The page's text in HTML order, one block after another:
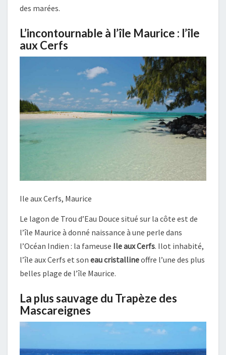
des marées.
L’incontournable à l’île Maurice : l’île
aux Cerfs
Ile aux Cerfs, Maurice
Le lagon de Trou d’Eau Douce situé sur la côte est de
l’île Maurice à donné naissance à une perle dans
l’Océan Indien : la fameuse Ile aux Cerfs. Ilot inhabité,
l’île aux Cerfs et son eau cristallineoffre l’une des plus
belles plage de l’île Maurice.
La plus sauvage du Trapèze des
Mascareignes